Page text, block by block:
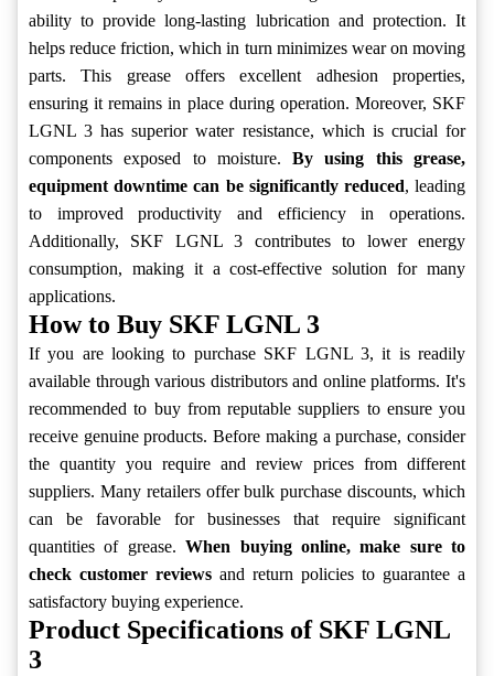
ability to provide long-lasting lubrication and protection. It
helps reduce friction, which in turn minimizes wear on moving
parts. This grease offers excellent adhesion properties,
ensuring it remains in place during operation. Moreover, SKF
LGNL 3 has superior water resistance, which is crucial for
components exposed to moisture.By using this grease,
equipment downtime can be significantly reduced, leading
to improved productivity and efficiency in operations.
Additionally, SKF LGNL 3 contributes to lower energy
consumption, making it a cost-effective solution for many
applications.
How to Buy SKF LGNL 3
If you are looking to purchase SKF LGNL 3, it is readily
available through various distributors and online platforms. It's
recommended to buy from reputable suppliers to ensure you
receive genuine products. Before making a purchase, consider
the quantity you require and review prices from different
suppliers. Many retailers offer bulk purchase discounts, which
can be favorable for businesses that require significant
quantities of grease.When buying online, make sure to
check customer reviews and return policies to guarantee a
satisfactory buying experience.
Product Specifications of SKF LGNL
3